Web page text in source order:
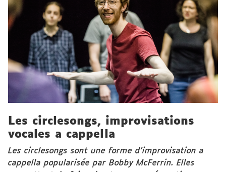
Les circlesongs, improvisations
vocales a cappella
Les circlesongs sont une forme d'improvisation a
cappella popularisée par Bobby McFerrin. Elles